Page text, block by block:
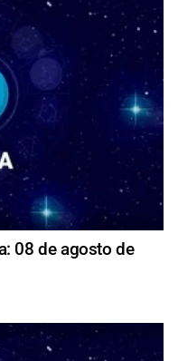
08 de agosto de